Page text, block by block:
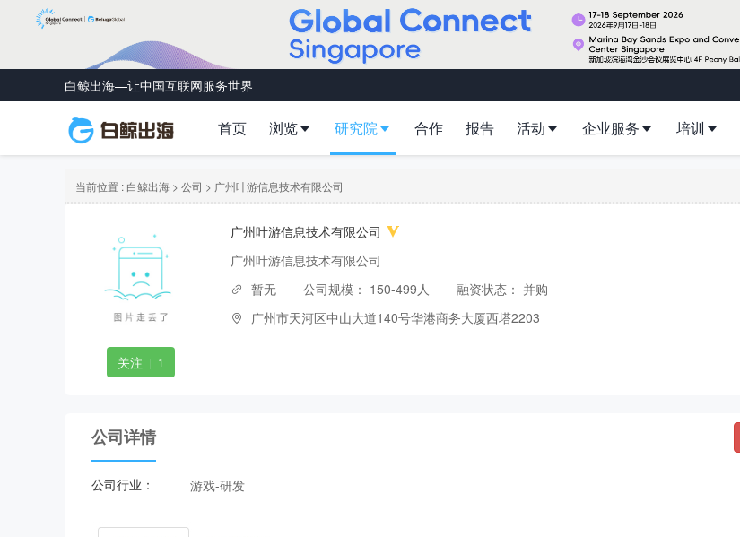
白鲸出海—让中国互联网服务世界
首页 浏览 研究院 合作 报告 活动 企业服务 培训
当前位置 : 白鲸出海 > 公司 > 广州叶游信息技术有限公司
关注 | 1
广州叶游信息技术有限公司
广州叶游信息技术有限公司
暂无
公司规模： 150-499人 融资状态： 并购
广州市天河区中山大道140号华港商务大厦西塔2203
公司详情
公司行业： 游戏-研发